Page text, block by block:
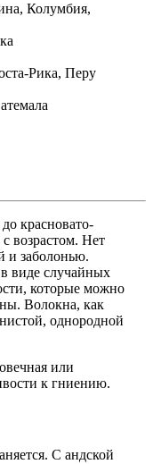
Колумбия,
Рика, Перу
красновато-
возрастом. Нет
и заболонью.
виде случайных
которые можно
Волокна, как
однородной
или
к гниению.
С андской